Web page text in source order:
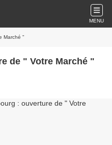
MENU
Marché "
de " Votre Marché "